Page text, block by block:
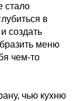
стало
в
создать
меню
чем-то
чью кухню